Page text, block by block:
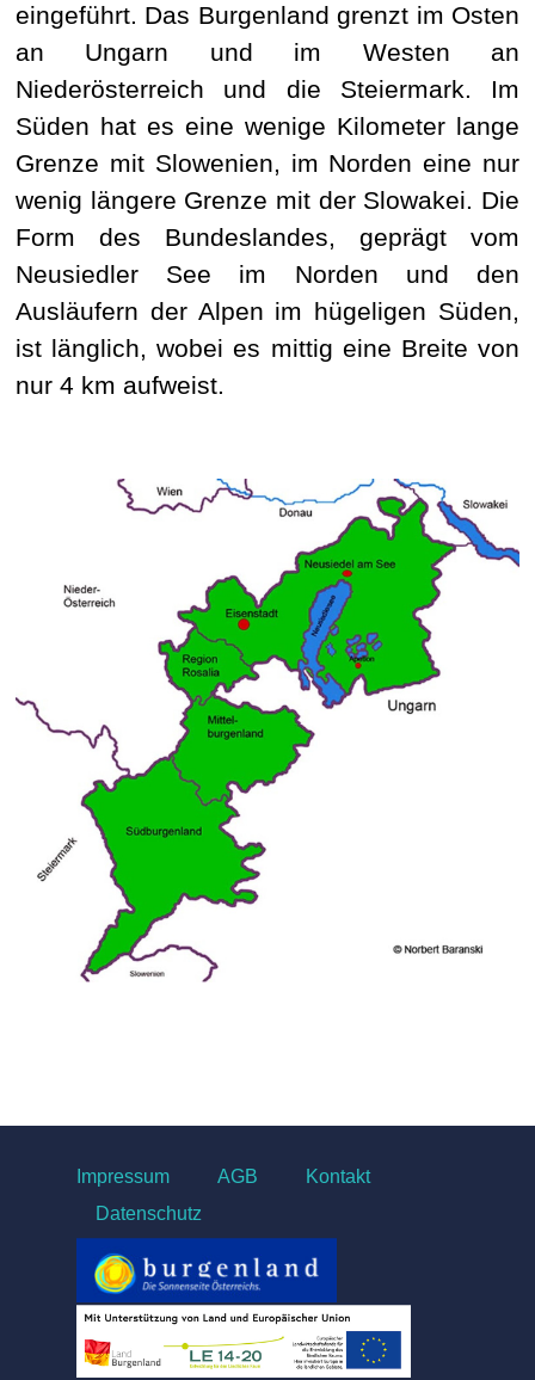
eingeführt. Das Burgenland grenzt im Osten
an Ungarn und im Westen an
Niederösterreich und die Steiermark. Im
Süden hat es eine wenige Kilometer lange
Grenze mit Slowenien, im Norden eine nur
wenig längere Grenze mit der Slowakei. Die
Form des Bundeslandes, geprägt vom
Neusiedler See im Norden und den
Ausläufern der Alpen im hügeligen Süden,
ist länglich, wobei es mittig eine Breite von
nur 4 km aufweist.
Impressum AGB
Kontakt
Datenschutz